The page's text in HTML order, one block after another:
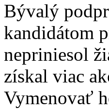
Bývalý
kandidátom
nepriniesol
získal viac
Vymenovať